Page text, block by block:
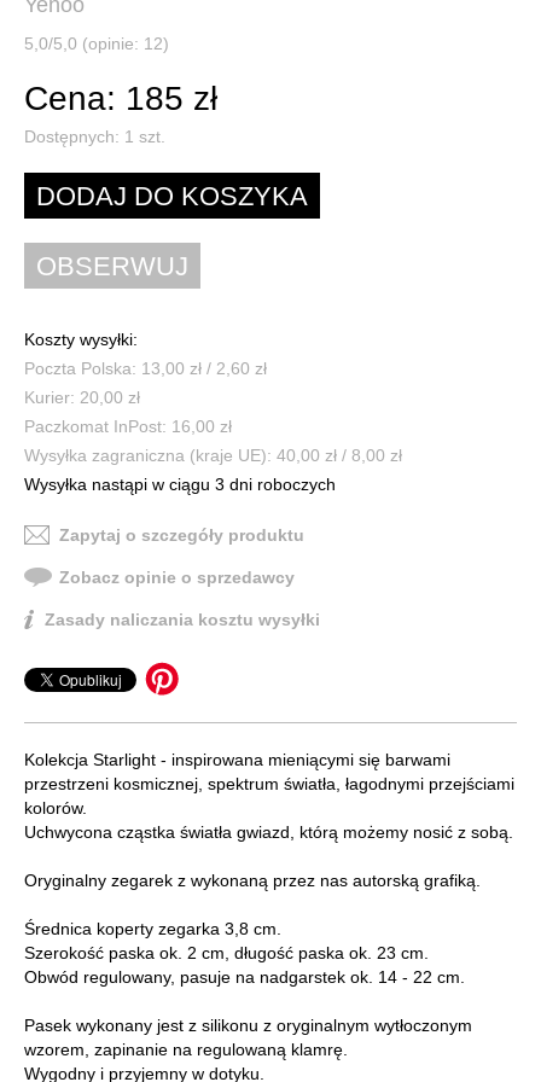
Yenoo
5,0/5,0 (opinie: 12)
Cena: 185 zł
Dostępnych: 1 szt.
Koszty wysyłki:
Poczta Polska: 13,00 zł / 2,60 zł
Kurier: 20,00 zł
Paczkomat InPost: 16,00 zł
Wysyłka zagraniczna (kraje UE): 40,00 zł / 8,00 zł
Wysyłka nastąpi w ciągu 3 dni roboczych
Zapytaj o szczegóły produktu
Zobacz opinie o sprzedawcy
Zasady naliczania kosztu wysyłki
Kolekcja Starlight - inspirowana mieniącymi się barwami
przestrzeni kosmicznej, spektrum światła, łagodnymi przejściami
kolorów.
Uchwycona cząstka światła gwiazd, którą możemy nosić z sobą.
Oryginalny zegarek z wykonaną przez nas autorską grafiką.
Średnica koperty zegarka 3,8 cm.
Szerokość paska ok. 2 cm, długość paska ok. 23 cm.
Obwód regulowany, pasuje na nadgarstek ok. 14 - 22 cm.
Pasek wykonany jest z silikonu z oryginalnym wytłoczonym
wzorem, zapinanie na regulowaną klamrę.
Wygodny i przyjemny w dotyku.